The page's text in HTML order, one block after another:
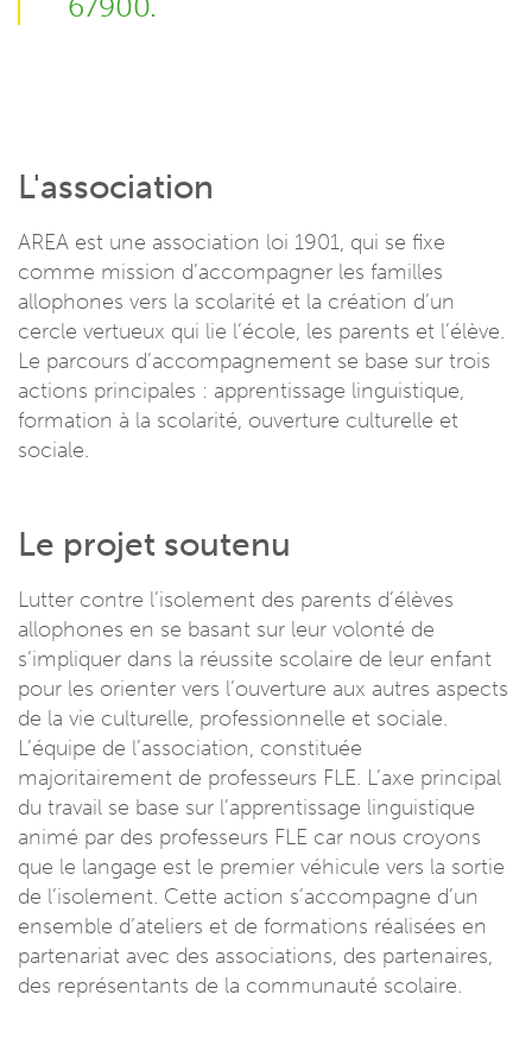
L'association
AREA est une association loi 1901, qui se fixe
comme mission d’accompagner les familles
allophones vers la scolarité et la création d’un
cercle vertueux qui lie l’école, les parents et l’élève.
Le parcours d’accompagnement se base sur trois
actions principales : apprentissage linguistique,
formation à la scolarité, ouverture culturelle et
sociale.
Le projet soutenu
Lutter contre l’isolement des parents d’élèves
allophones en se basant sur leur volonté de
s’impliquer dans la réussite scolaire de leur enfant
pour les orienter vers l’ouverture aux autres aspects
de la vie culturelle, professionnelle et sociale.
L’équipe de l’association, constituée
majoritairement de professeurs FLE. L’axe principal
du travail se base sur l’apprentissage linguistique
animé par des professeurs FLE car nous croyons
que le langage est le premier véhicule vers la sortie
de l’isolement. Cette action s’accompagne d’un
ensemble d’ateliers et de formations réalisées en
partenariat avec des associations, des partenaires,
des représentants de la communauté scolaire.